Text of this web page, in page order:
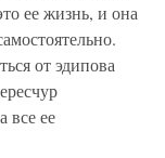
ее жизнь, и она
от эдипова
все ее